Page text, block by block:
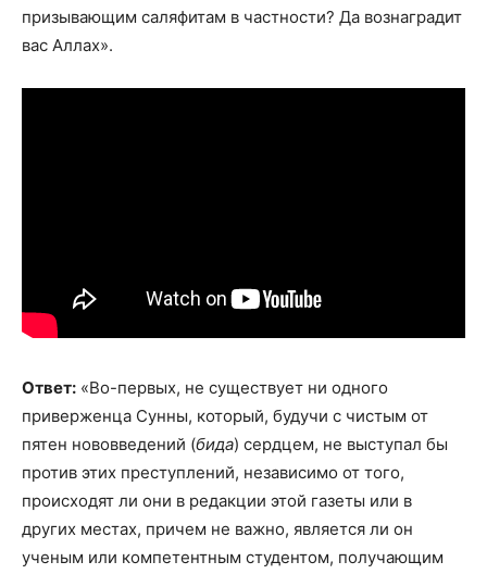
призывающим саляфитам в частности? Да вознаградит
вас Аллах».
Ответ: «Во-первых, не существует ни одного
приверженца Сунны, который, будучи с чистым от
пятен нововведений (бида) сердцем, не выступал бы
против этих преступлений, независимо от того,
происходят ли они в редакции этой газеты или в
других местах, причем не важно, является ли он
ученым или компетентным студентом, получающим